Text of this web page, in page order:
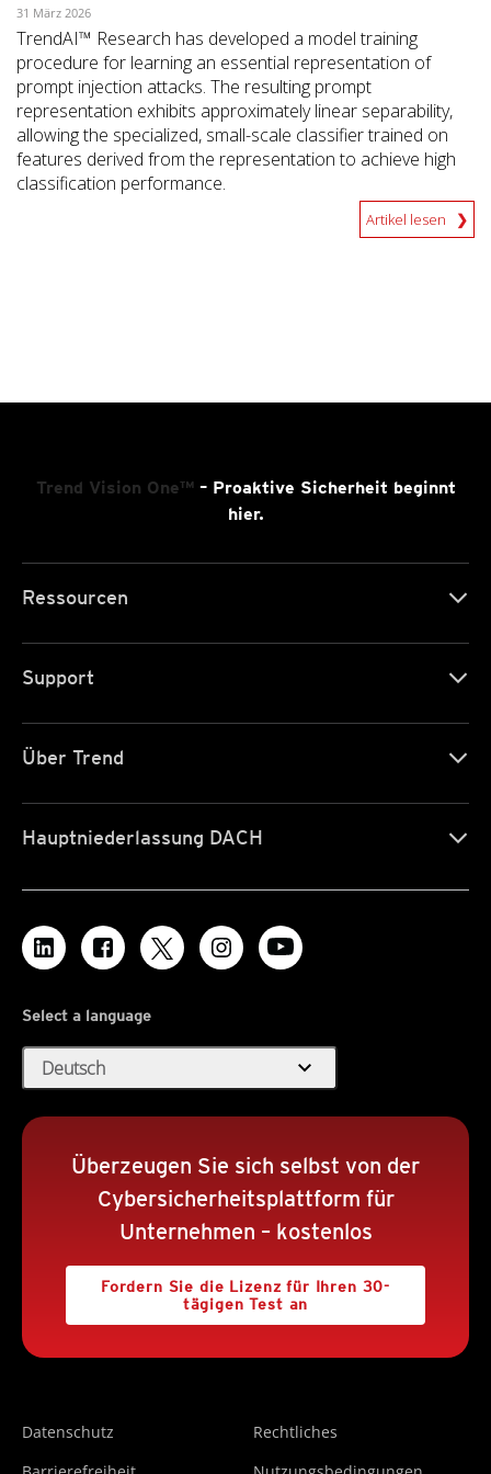
31 März 2026
TrendAI™ Research has developed a model training
procedure for learning an essential representation of
prompt injection attacks. The resulting prompt
representation exhibits approximately linear separability,
allowing the specialized, small-scale classifier trained on
features derived from the representation to achieve high
classification performance.
Artikel lesen
Trend Vision One™– Proaktive Sicherheit beginnt
hier.
Ressourcen
Support
Über Trend
Hauptniederlassung DACH
Select a language
Deutsch expand_more
Überzeugen Sie sich selbst von der
Cybersicherheitsplattform für
Unternehmen – kostenlos
Fordern Sie die Lizenz für Ihren 30-
tägigen Test an
Datenschutz
Rechtliches